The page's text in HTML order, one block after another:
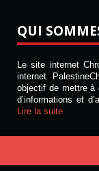
QUI
Le site internet
internet
objectif de mettre à
d’informations et
Lire la suite